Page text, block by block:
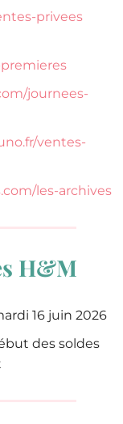
privees
journees-
ventes-
les-archives
H&M
16 juin 2026
des soldes